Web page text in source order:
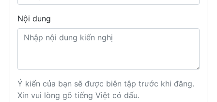
Nội dung
Ý kiến của bạn sẽ được biên tập trước khi đăng.
Xin vui lòng gõ tiếng Việt có dấu.